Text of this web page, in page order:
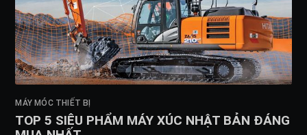
MÁY MÓC THIẾT BỊ
TOP 5 SIÊU PHẨM MÁY XÚC NHẬT BẢN ĐÁNG